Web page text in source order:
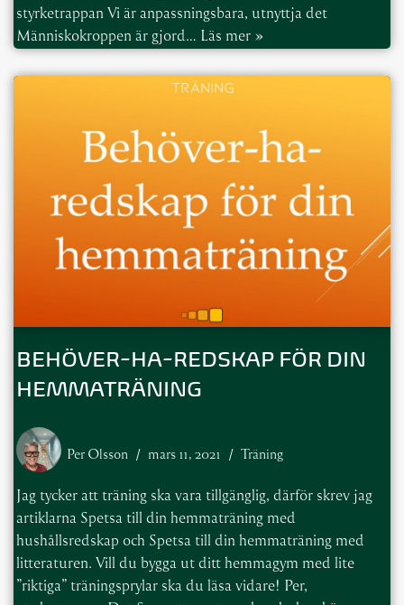
styrketrappan Vi är anpassningsbara, utnyttja det
Människokroppen är gjord… Läs mer »
BEHÖVER-HA-REDSKAP FÖR DIN
HEMMATRÄNING
Per Olsson mars 11, 2021 Träning
Jag tycker att träning ska vara tillgänglig, därför skrev jag
artiklarna Spetsa till din hemmaträning med
hushållsredskap och Spetsa till din hemmaträning med
litteraturen. Vill du bygga ut ditt hemmagym med lite
”riktiga” träningsprylar ska du läsa vidare! Per,